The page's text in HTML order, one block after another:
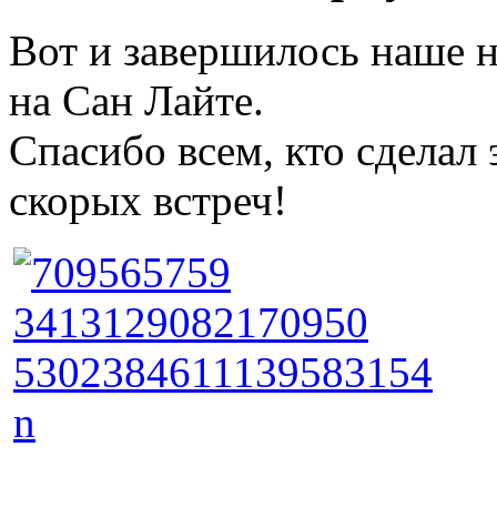
Вот и завершилось наше
на Сан Лайте.
Спасибо всем, кто
скорых встреч!